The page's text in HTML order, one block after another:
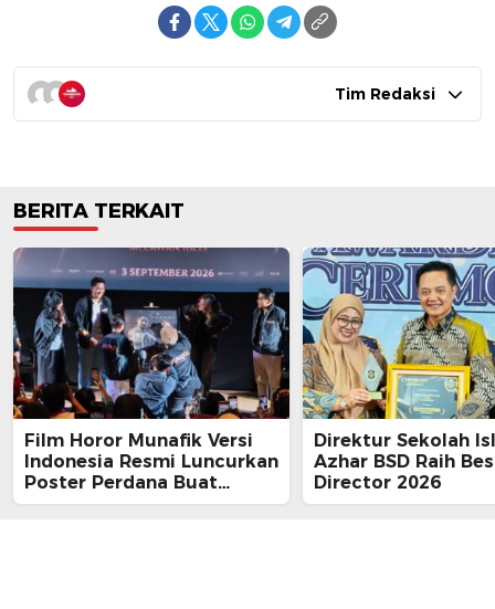
Tim Redaksi
BERITA TERKAIT
Film Horor Munafik Versi
Indonesia Resmi Luncurkan
Poster Perdana Buat
Kesan Spiritual Religi
Direktur Sekolah
Azhar BSD Raih
Director 2026